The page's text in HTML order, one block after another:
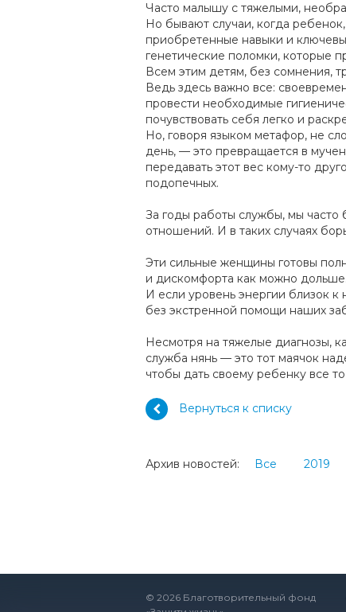
Часто малышу с тяжелыми,
Но бывают случаи, когда
приобретенные навыки и
генетические поломки, которые
Всем этим детям, без сомнения,
Ведь здесь важно все:
провести необходимые
почувствовать себя легко и
Но, говоря языком метафор, не
день, — это превращается в
передавать этот вес кому-то
подопечных.
За годы работы службы, мы часто
отношений. И в таких случаях
Эти сильные женщины готовы
и дискомфорта как можно
И если уровень энергии близок к
без экстренной помощи наших
Несмотря на тяжелые диагнозы,
служба нянь — это тот маячок
чтобы дать своему ребенку все
Вернуться к списку
Архив новостей: Все 2019
© 2026 Благотворительный фонд